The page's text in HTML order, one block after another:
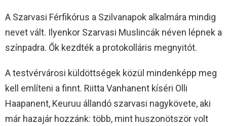
A Szarvasi Férfikórus a Szilvanapok alkalmára mindig
nevet vált. Ilyenkor Szarvasi Muslincák néven lépnek a
színpadra. Ők kezdték a protokolláris megnyitót.
A testvérvárosi küldöttségek közül mindenképp meg
kell említeni a finnt. Riitta Vanhanent kíséri Olli
Haapanent, Keuruu állandó szarvasi nagykövete, aki
már hazajár hozzánk: több, mint huszonötször volt